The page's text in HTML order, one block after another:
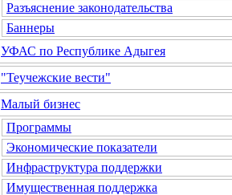
Разъяснение законодательства
Баннеры
УФАС по Республике Адыгея
"Теучежские вести"
Малый бизнес
Программы
Экономические показатели
Инфраструктура поддержки
Имущественная поддержка